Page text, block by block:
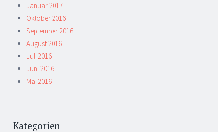
Januar 2017
Oktober 2016
September 2016
August 2016
Juli 2016
Juni 2016
Mai 2016
Kategorien